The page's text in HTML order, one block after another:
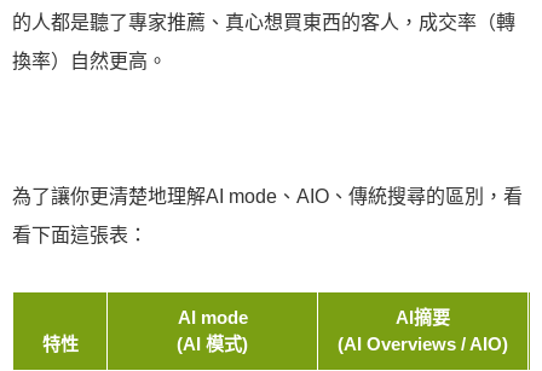
的人都是聽了專家推薦、真心想買東西的客人，成交率（轉
換率）自然更高。
為了讓你更清楚地理解AI mode、AIO、傳統搜尋的區別，看
看下面這張表：
特性
AI mode
(AI 模式)
AI摘要
(AI Overviews / AIO)